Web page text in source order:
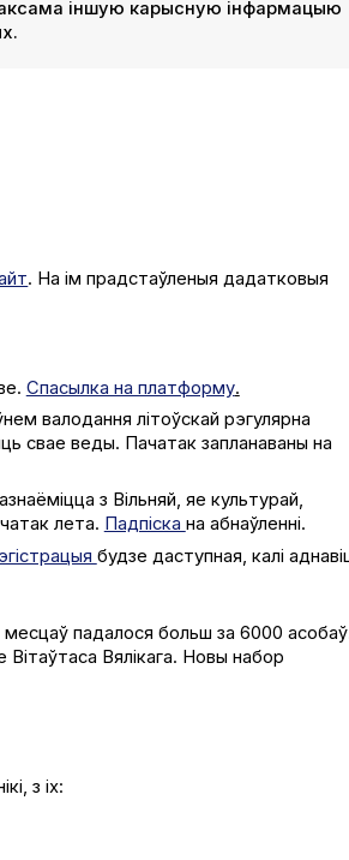
іншую карысную інфармацыю
. На ім прадстаўленыя дадатковыя
Спасылка на платформу.
валодання літоўскай рэгулярна
свае веды. Пачатак запланаваны на
з Вільняй, яе культурай,
лета. Падпіска на абнаўленні.
будзе даступная, калі
месцаў падалося больш за 6000
Вітаўтаса Вялікага. Новы набор
з іх: